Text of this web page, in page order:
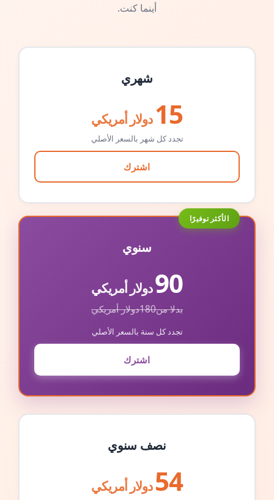
أينما كنت.
شهري
15 دولار أمريكي
تجدد كل شهر بالسعر الأصلي
اشترك
الأكثر توفيرًا
سنوي
90دولار أمريكي
بدلا من180دولار أمريكي
تجدد كل سنة بالسعر الأصلي
اشترك
نصف سنوي
54 دولار أمريكي